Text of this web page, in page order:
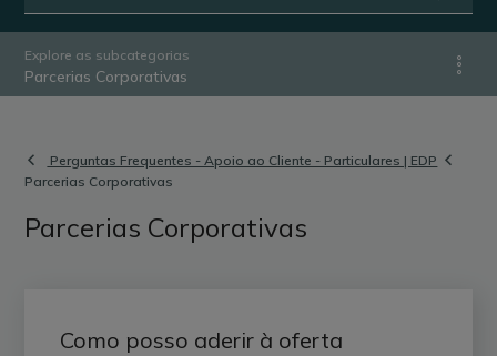
Explore as subcategorias
Parcerias Corporativas
Perguntas Frequentes - Apoio ao Cliente - Particulares | EDP
Parcerias Corporativas
Parcerias Corporativas
Como posso aderir à oferta